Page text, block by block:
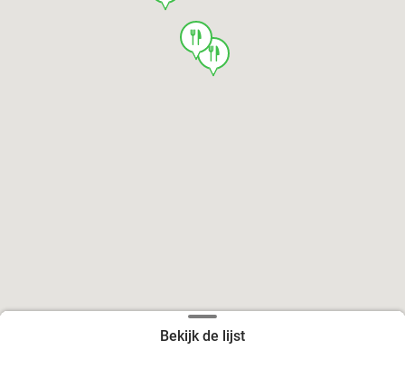
food
food
Bekijk de lijst